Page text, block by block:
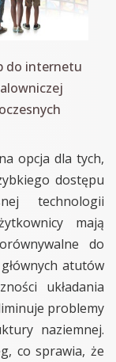
do internetu
opcja dla tych,
dostępu
technologii
mają
do
atutów
układania
problemy
naziemnej.
co sprawia, że